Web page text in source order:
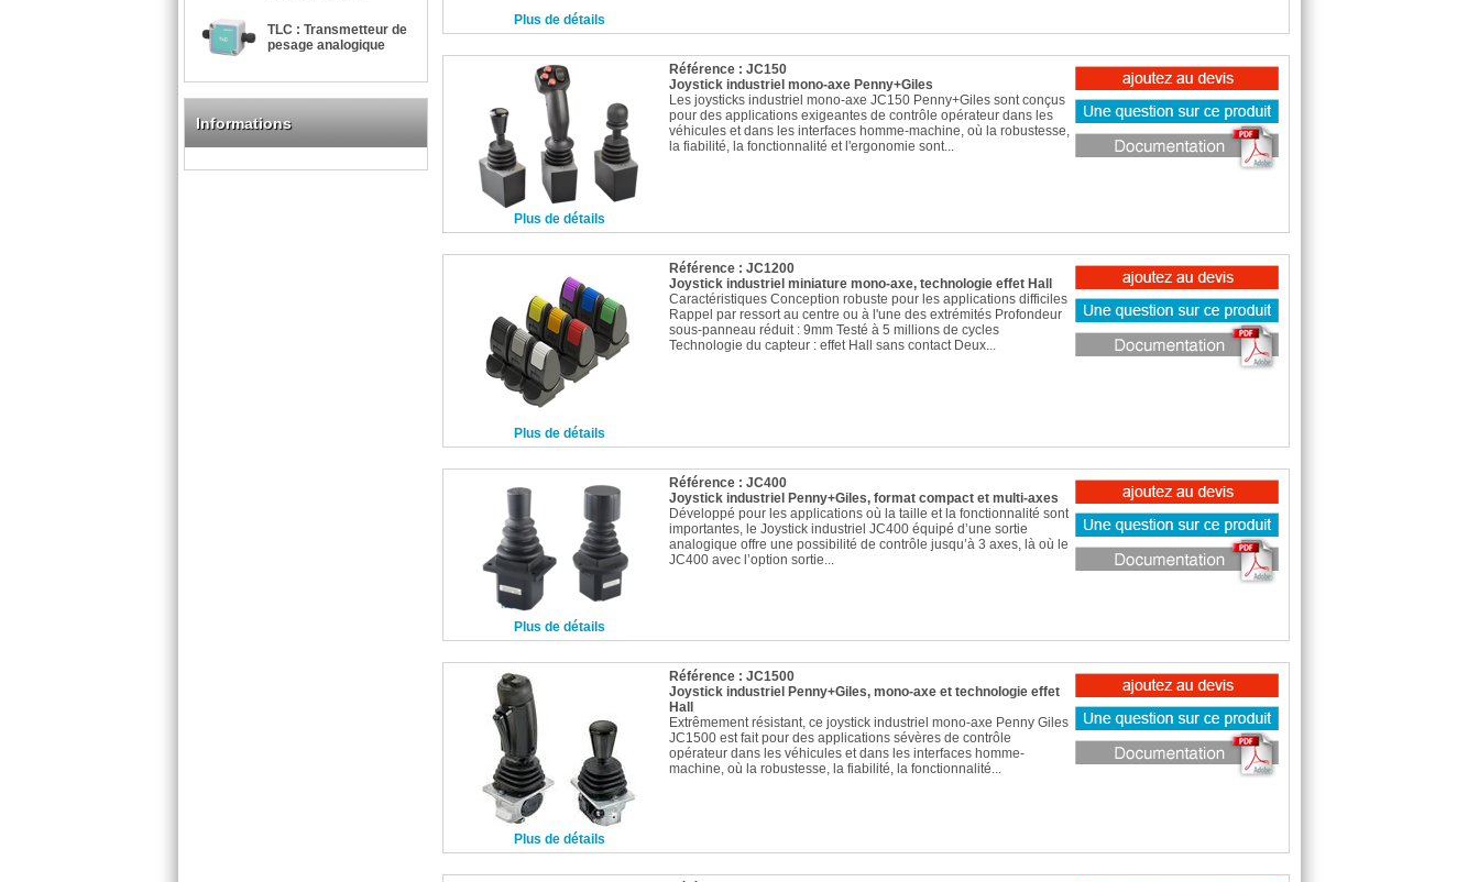
TLC : Transmetteur de
pesage analogique
Informations
Plus de détails
Plus de détails
Référence : JC150
Joystick industriel mono-axe Penny+Giles
Les joysticks industriel mono-axe JC150 Penny+Giles sont conçus
pour des applications exigeantes de contrôle opérateur dans les
véhicules et dans les interfaces homme-machine, où la robustesse,
la fiabilité, la fonctionnalité et l'ergonomie sont...
Plus de détails
Référence : JC1200
Joystick industriel miniature mono-axe, technologie effet Hall
Caractéristiques Conception robuste pour les applications difficiles
Rappel par ressort au centre ou à l'une des extrémités Profondeur
sous-panneau réduit : 9mm Testé à 5 millions de cycles
Technologie du capteur : effet Hall sans contact Deux...
Plus de détails
Référence : JC400
Joystick industriel Penny+Giles, format compact et multi-axes
Développé pour les applications où la taille et la fonctionnalité sont
importantes, le Joystick industriel JC400 équipé d’une sortie
analogique offre une possibilité de contrôle jusqu’à 3 axes, là où le
JC400 avec l’option sortie...
Plus de détails
Référence : JC1500
Joystick industriel Penny+Giles, mono-axe et technologie effet
Hall
Extrêmement résistant, ce joystick industriel mono-axe Penny Giles
JC1500 est fait pour des applications sévères de contrôle
opérateur dans les véhicules et dans les interfaces homme-
machine, où la robustesse, la fiabilité, la fonctionnalité...